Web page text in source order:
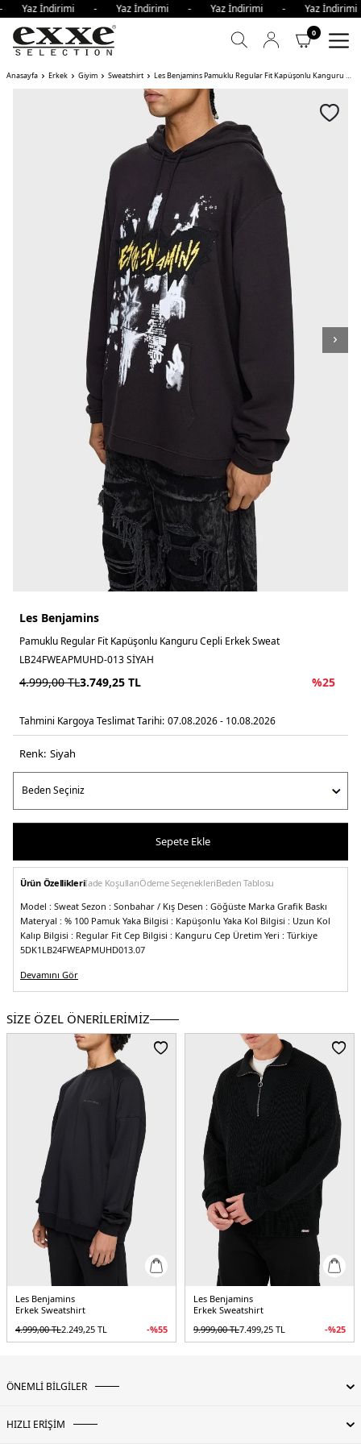
İndirimi - Yaz İndirimi - Yaz İndirimi - Yaz
0
Anasayfa Erkek Giyim Sweatshirt Les Benjamins Pamuklu Regular Fit Kapüşonlu Kanguru Cepli Erkek Sweat
Les Benjamins
Pamuklu Regular Fit Kapüşonlu Kanguru Cepli Erkek Sweat
LB24FWEAPMUHD-013 SİYAH
4.999,00TL3.749,25 TL %25
Tahmini Kargoya Teslimat Tarihi: 07.08.2026 - 10.08.2026
Renk: si̇yah
Sepete Ekle
Ürün Özellikleriİade KoşullarıÖdeme SeçenekleriBeden Tablosu
Model : Sweat Sezon : Sonbahar / Kış Desen : Göğüste Marka Grafik Baskı
Materyal : % 100 Pamuk Yaka Bilgisi : Kapüşonlu Yaka Kol Bilgisi : Uzun Kol
Kalıp Bilgisi : Regular Fit Cep Bilgisi : Kanguru Cep Üretim Yeri : Türkiye
5DK1LB24FWEAPMUHD013.07
Devamını Gör
SİZE ÖZEL ÖNERİLERİMİZ
Les Benjamins
Erkek Sweatshirt
4.999,00TL2.249,25 TL -%55
Les Benjamins
Erkek Sweatshirt
9.999,00TL7.499,25 TL -%25
ÖNEMLİ BİLGİLER
HIZLI ERİŞİM